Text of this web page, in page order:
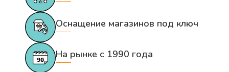
Оснащение магазинов под ключ
На рынке с 1990 года